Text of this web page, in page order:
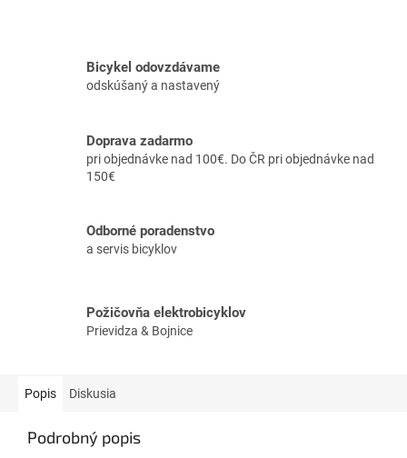
Bicykel odovzdávame
odskúšaný a nastavený
Doprava zadarmo
pri objednávke nad 100€. Do ČR pri objednávke nad
150€
Odborné poradenstvo
a servis bicyklov
Požičovňa elektrobicyklov
Prievidza & Bojnice
Popis Diskusia
Podrobný popis